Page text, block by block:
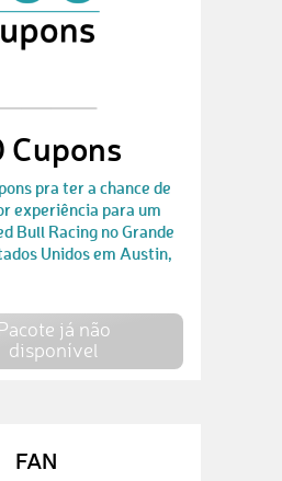
Cupons
pra ter a chance de
experiência para um
Bull Racing no Grande
Unidos em Austin,
Pacote já não
disponível
FAN